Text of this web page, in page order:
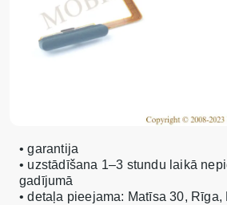
• garantija
• uzstādīšana 1–3 stundu laikā
gadījumā
• detaļa pieejama: Matīsa 30, Rīga,